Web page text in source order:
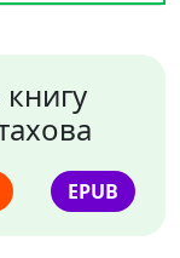
EPUB